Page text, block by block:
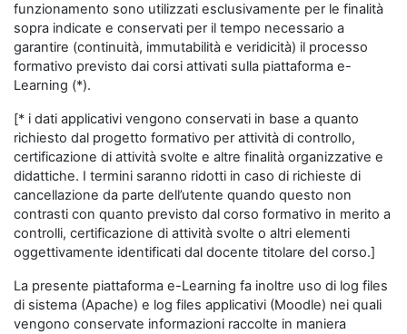
funzionamento sono utilizzati esclusivamente per le finalità
sopra indicate e conservati per il tempo necessario a
garantire (continuità, immutabilità e veridicità) il processo
formativo previsto dai corsi attivati sulla piattaforma e-
Learning (*).
[* i dati applicativi vengono conservati in base a quanto
richiesto dal progetto formativo per attività di controllo,
certificazione di attività svolte e altre finalità organizzative e
didattiche. I termini saranno ridotti in caso di richieste di
cancellazione da parte dell’utente quando questo non
contrasti con quanto previsto dal corso formativo in merito a
controlli, certificazione di attività svolte o altri elementi
oggettivamente identificati dal docente titolare del corso.]
La presente piattaforma e-Learning fa inoltre uso di log files
di sistema (Apache) e log files applicativi (Moodle) nei quali
vengono conservate informazioni raccolte in maniera